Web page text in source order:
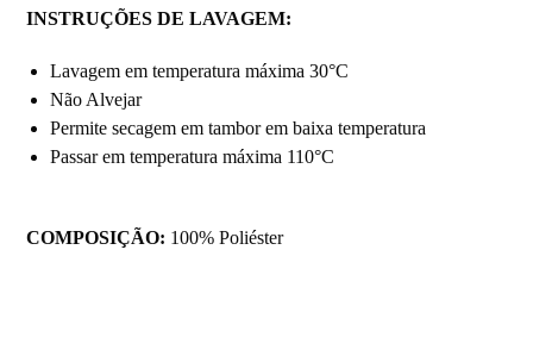
INSTRUÇÕES DE LAVAGEM:
Lavagem em temperatura máxima 30°C
Não Alvejar
Permite secagem em tambor em baixa temperatura
Passar em temperatura máxima 110°C
COMPOSIÇÃO: 100% Poliéster